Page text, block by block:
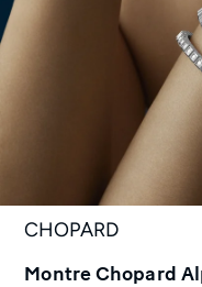
CHOPARD
Montre Chopard